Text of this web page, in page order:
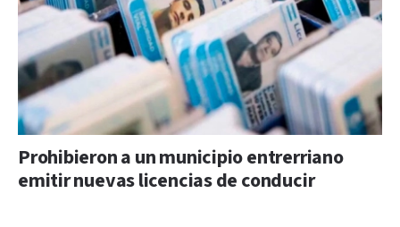
Prohibieron a un municipio entrerriano
emitir nuevas licencias de conducir